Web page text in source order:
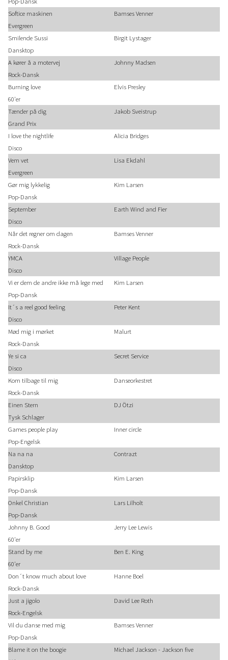
Softice maskinen
Bamses Venner
Evergreen
Smilende Sussi
Birgit Lystager
Dansktop
A kører å a motervej
Johnny Madsen
Rock-Dansk
Burning love
Elvis Presley
60'er
Tænder på dig
Jakob Sveistrup
Grand Prix
I love the nightlife
Alicia Bridges
Disco
Vem vet
Lisa Ekdahl
Evergreen
Gør mig lykkelig
Kim Larsen
Pop-Dansk
September
Earth Wind and Fier
Disco
Når det regner om dagen
Bamses Venner
Rock-Dansk
YMCA
Village People
Disco
Vi er dem de andre ikke må lege med
Kim Larsen
Pop-Dansk
It´s a reel good feeling
Peter Kent
Disco
Mød mig i mørket
Malurt
Rock-Dansk
Ye si ca
Secret Service
Disco
Kom tilbage til mig
Danseorkestret
Rock-Dansk
Einen Stern
DJ Ötzi
Tysk Schlager
Games people play
Inner circle
Pop-Engelsk
Na na na
Contrazt
Dansktop
Papirsklip
Kim Larsen
Pop-Dansk
Onkel Christian
Lars Lilholt
Pop-Dansk
Johnny B. Good
Jerry Lee Lewis
60'er
Stand by me
Ben E. King
60'er
Don´t know much about love
Hanne Boel
Rock-Dansk
Just a jigolo
David Lee Roth
Rock-Engelsk
Vil du danse med mig
Bamses Venner
Pop-Dansk
Blame it on the boogie
Michael Jackson - Jackson five